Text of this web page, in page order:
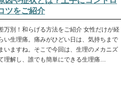
ツをご紹介
万別！和らげる方法をご紹介 女性だけが経
い生理痛。痛みがひどい日は、気持ちまで
いますね。そこで今回は、生理のメカニズ
理解し、誰でも簡単にできる生理痛…